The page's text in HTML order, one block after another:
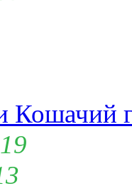
Кошачий
19